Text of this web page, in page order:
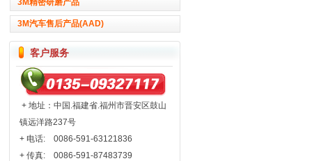
3M精密研磨产品
3M汽车售后产品(AAD)
客户服务
+ 地址：中国.福建省.福州市晋安区鼓山
镇远洋路237号
+ 电话: 0086-591-63121836
+ 传真: 0086-591-87483739